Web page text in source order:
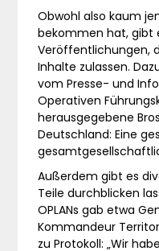
Obwohl also kaum
bekommen hat, gibt
Veröffentlichungen,
Inhalte zulassen.
vom Presse- und
Operativen
herausgegebene
Deutschland: Eine
Außerdem gibt es
Teile durchblicken
OPLANs gab etwa
Kommandeur
zu Protokoll: „Wir